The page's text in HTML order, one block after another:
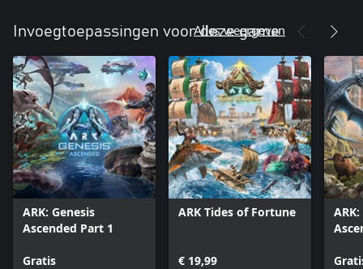
Invoegtoepassingen voor deze game
Alles weergeven
ARK: Genesis
Ascended Part 1
Gratis
ARK Tides of Fortune
€ 19,99